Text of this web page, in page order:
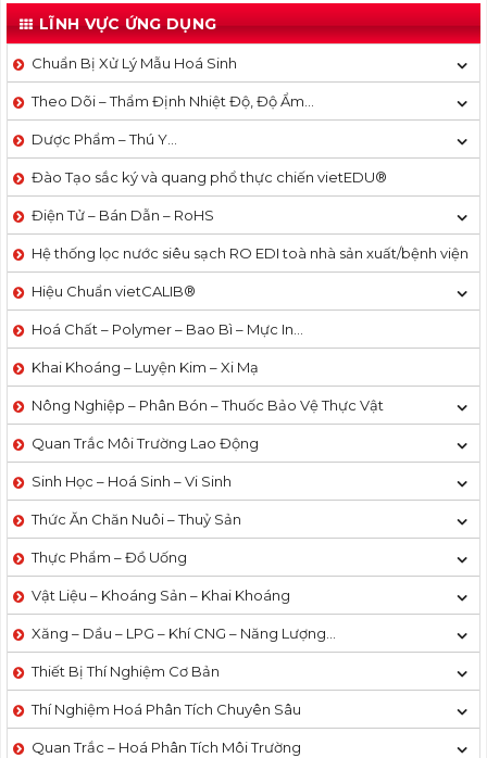
LĨNH VỰC ỨNG DỤNG
Chuẩn Bị Xử Lý Mẫu Hoá Sinh
Theo Dõi – Thẩm Định Nhiệt Độ, Độ Ẩm…
Dược Phẩm – Thú Y…
Đào Tạo sắc ký và quang phổ thực chiến vietEDU®
Điện Tử – Bán Dẫn – RoHS
Hệ thống lọc nước siêu sạch RO EDI​​ toà nhà sản xuất/bệnh viện
Hiệu Chuẩn vietCALIB®
Hoá Chất – Polymer – Bao Bì – Mực In…
Khai Khoáng – Luyện Kim – Xi Mạ
Nông Nghiệp – Phân Bón – Thuốc Bảo Vệ Thực Vật
Quan Trắc Môi Trường Lao Động
Sinh Học – Hoá Sinh – Vi Sinh
Thức Ăn Chăn Nuôi – Thuỷ Sản
Thực Phẩm – Đồ Uống
Vật Liệu – Khoáng Sản – Khai Khoáng
Xăng – Dầu – LPG – Khí CNG – Năng Lượng…
Thiết Bị Thí Nghiệm Cơ Bản
Thí Nghiệm Hoá Phân Tích Chuyên Sâu
Quan Trắc – Hoá Phân Tích Môi Trường